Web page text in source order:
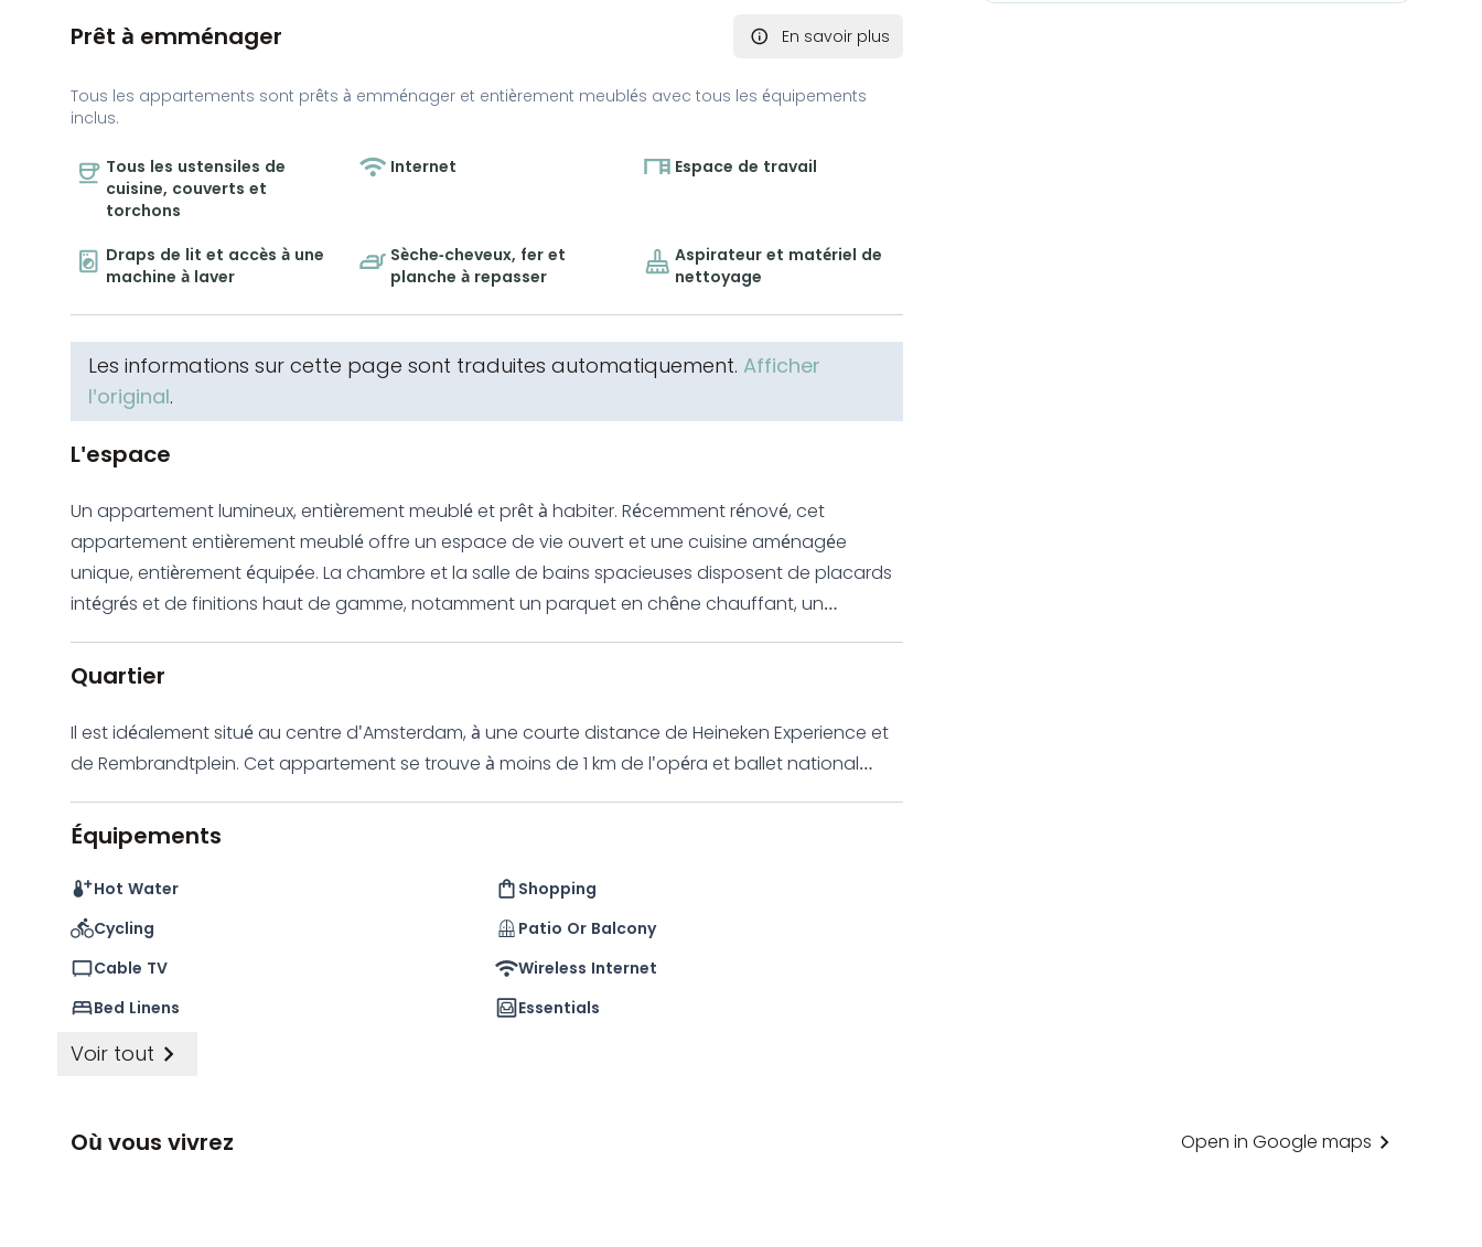
Prêt à emménager En savoir plus
Tous les appartements sont prêts à emménager et entièrement meublés avec tous les équipements
inclus.
Tous les ustensiles de
cuisine, couverts et
torchons
Internet Espace de travail
Draps de lit et accès à une
machine à laver
Sèche-cheveux, fer et
planche à repasser
Aspirateur et matériel de
nettoyage
Les informations sur cette page sont traduites automatiquement. Afficher
l'original.
L'espace
Un appartement lumineux, entièrement meublé et prêt à habiter. Récemment rénové, cet
appartement entièrement meublé offre un espace de vie ouvert et une cuisine aménagée
unique, entièrement équipée. La chambre et la salle de bains spacieuses disposent de placards
intégrés et de finitions haut de gamme, notamment un parquet en chêne chauffant, un
résidentiel de standing dans le quartier de Weteringbuurt. Les appartements contemporains,
vélos sécurisé et l'accès à une buanderie commune pour les résidents voisins. L'immeuble est
équipé de panneaux solaires pour la production d'énergie. Les fenêtres sont dotées de double
chauffage et le rafraîchissement au sol contribuent à un environnement intérieur sain. Les murs
végétaux saisonniers des atriums offrent une fraîcheur naturelle en été, améliorent la qualité de
l'air et l'acoustique, et sont spécialement conçus pour attirer les oiseaux et les papillons
indigènes.
Quartier
Il est idéalement situé au centre d'Amsterdam, à une courte distance de Heineken Experience et
de Rembrandtplein. Cet appartement se trouve à moins de 1 km de l'opéra et ballet national
Équipements
Hot Water
Shopping
Cycling
Patio Or Balcony
Cable TV
Wireless Internet
Bed Linens
Essentials
Voir tout
Où vous vivrez Open in Google maps